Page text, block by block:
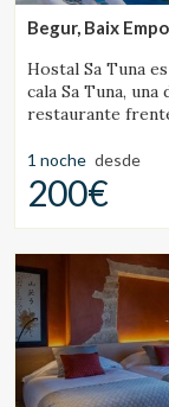
Begur, Baix
Hostal Sa Tuna
cala Sa Tuna,
restaurante
1 noche desde
200€